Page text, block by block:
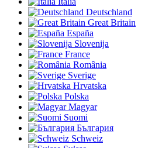
Deutschland
Great Britain
España
Slovenija
France
România
Sverige
Hrvatska
Polska
Magyar
Suomi
България
Schweiz